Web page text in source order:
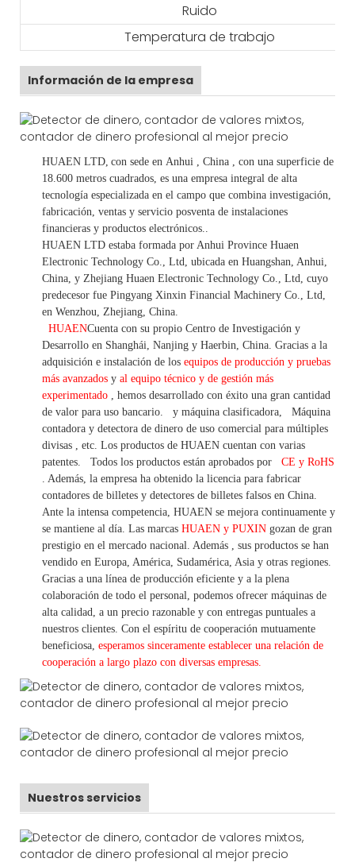
Ruido
Temperatura de trabajo
Información de la empresa
HUAEN LTD, con sede en Anhui , China
, con una superficie de
18.600 metros cuadrados, es una empresa integral de alta
tecnología especializada en el campo que combina investigación,
fabricación, ventas y servicio posventa de instalaciones
financieras y productos electrónicos.
HUAEN LTD estaba formada por Anhui Province Huaen
Electronic Technology Co., Ltd, ubicada en Huangshan, Anhui,
China, y Zhejiang Huaen Electronic Technology Co., Ltd, cuyo
predecesor fue Pingyang Xinxin Financial Machinery Co., Ltd,
en Wenzhou, Zhejiang, China.
HUAENCuenta con su propio Centro de Investigación y
Desarrollo en Shanghái, Nanjing y Haerbin, China. Gracias a la
adquisición e instalación de los equipos de producción y pruebas
más avanzados y al equipo técnico y de gestión más
experimentado
hemos desarrollado con éxito una gran cantidad
de valor para uso bancario. y máquina clasificadora,
Máquina
contadora y detectora de dinero de uso comercial para múltiples
divisas
etc. Los productos de HUAEN cuentan con varias
patentes.
Todos los productos están aprobados por
CE y RoHS
. Además, la empresa ha obtenido la licencia para fabricar
contadores de billetes y detectores de billetes falsos en China.
Ante la intensa competencia, HUAEN se mejora continuamente y
se mantiene al día. Las marcas HUAEN y PUXIN gozan de gran
prestigio en el mercado nacional. Además
sus productos se han
vendido en Europa, América, Sudamérica, Asia y otras regiones.
Gracias a una línea de producción eficiente y a la plena
colaboración de todo el personal, podemos ofrecer máquinas de
alta calidad, a un precio razonable y con entregas puntuales a
nuestros clientes. Con el espíritu de cooperación mutuamente
beneficiosa, esperamos sinceramente establecer una relación de
cooperación a largo plazo con diversas empresas.
Nuestros servicios